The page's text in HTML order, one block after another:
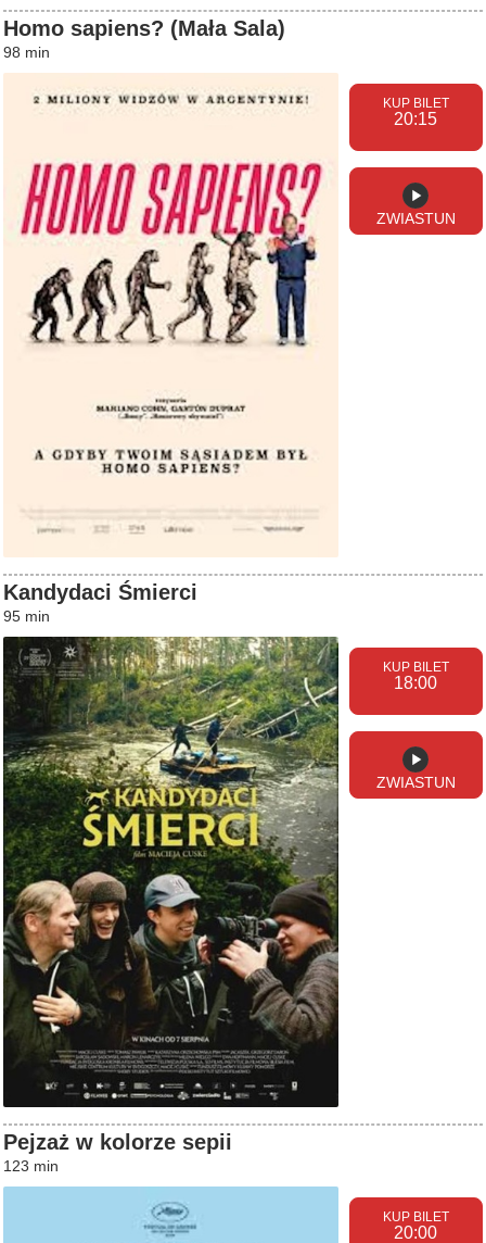
Homo sapiens? (Mała Sala)
98 min
20:15
ZWIASTUN
Kandydaci Śmierci
95 min
18:00
ZWIASTUN
Pejzaż w kolorze sepii
123 min
20:00